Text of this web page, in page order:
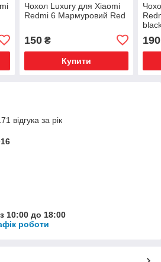
Чохол Luxury для Xiaomi
Redmi 6 Мармуровий Red
150₴
Купити
190
відгука за рік
10:00 до 18:00
роботи